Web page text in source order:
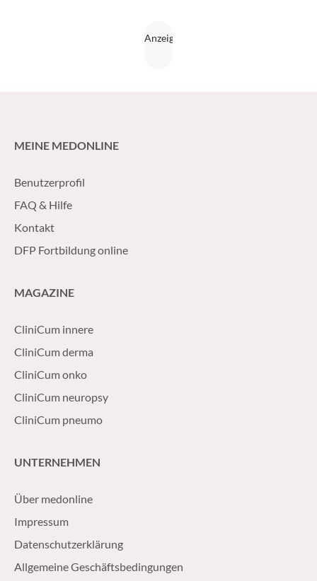
MEINE MEDONLINE
Benutzerprofil
FAQ & Hilfe
Kontakt
DFP Fortbildung online
MAGAZINE
CliniCum innere
CliniCum derma
CliniCum onko
CliniCum neuropsy
CliniCum pneumo
UNTERNEHMEN
Über medonline
Impressum
Datenschutzerklärung
Allgemeine Geschäftsbedingungen